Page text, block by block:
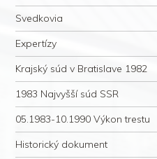
Svedkovia
Expertízy
Krajský súd v Bratislave 1982
1983 Najvyšší súd SSR
05.1983-10.1990 Výkon trestu
Historický dokument